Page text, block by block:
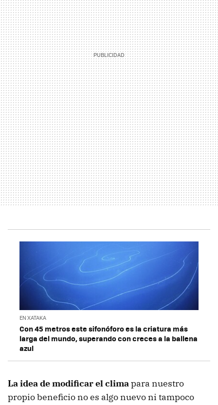
EN XATAKA
Con 45 metros este sifonóforo es la criatura más
larga del mundo, superando con creces a la ballena
azul
La idea de modificar el climapara nuestro
propio beneficio no es algo nuevo ni tampoco